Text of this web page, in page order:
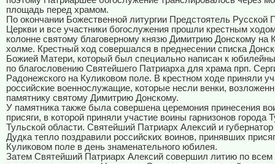
площадь перед храмом.
По окончании Божественной литургии Предстоятель Русской
Церкви и все участники богослужения прошли крестным
колонне святому благоверному князю Димитрию Донскому на
холме. Крестный ход совершался в преднесении списка
Божией Матери, который был специально написан к
по благословению Святейшего Патриарха для храма прп.
Радонежского на Куликовом поле. В крестном ходе приняли
российские военнослужащие, которые несли венки,
памятнику святому Димитрию Донскому.
У памятника также была совершена церемония принесения
присяги, в которой приняли участие воины гарнизонов города
Тульской области. Святейший Патриарх Алексий и
Дудка тепло поздравили российских воинов, принявших
Куликовом поле в день знаменательного юбилея.
Затем Святейший Патриарх Алексий совершил литию по всем